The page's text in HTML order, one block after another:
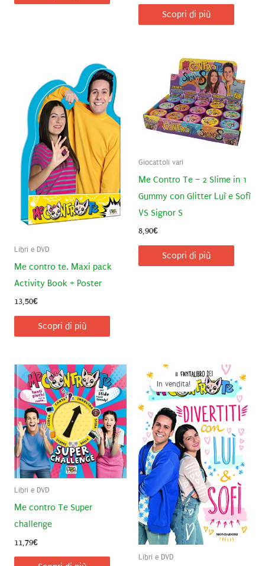
Scopri di più
Libri e DVD
Me contro te. Maxi pack
Activity Book + Poster
13,50€
Scopri di più
Giocattoli vari
Me Contro Te – 2 Slime in 1
Gummy con Glitter Luì e Sofì
VS Signor S
8,90€
Scopri di più
Libri e DVD
Me contro Te Super
challenge
11,79€
In vendita!
Libri e DVD